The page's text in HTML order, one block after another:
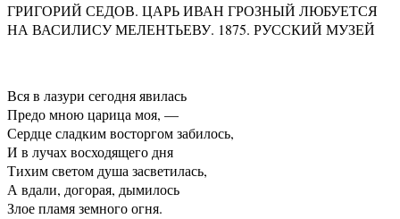
ГРИГОРИЙ СЕДОВ. ЦАРЬ ИВАН ГРОЗНЫЙ ЛЮБУЕТСЯ
НА ВАСИЛИСУ МЕЛЕНТЬЕВУ. 1875. РУССКИЙ МУЗЕЙ
Вся в лазури сегодня явилась
Предо мною царица моя, —
Сердце сладким восторгом забилось,
И в лучах восходящего дня
Тихим светом душа засветилась,
А вдали, догорая, дымилось
Злое пламя земного огня.